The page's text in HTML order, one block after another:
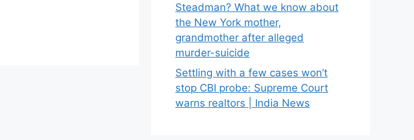
Steadman? What we know about
the New York mother,
grandmother after alleged
murder-suicide
Settling with a few cases won’t
stop CBI probe: Supreme Court
warns realtors | India News